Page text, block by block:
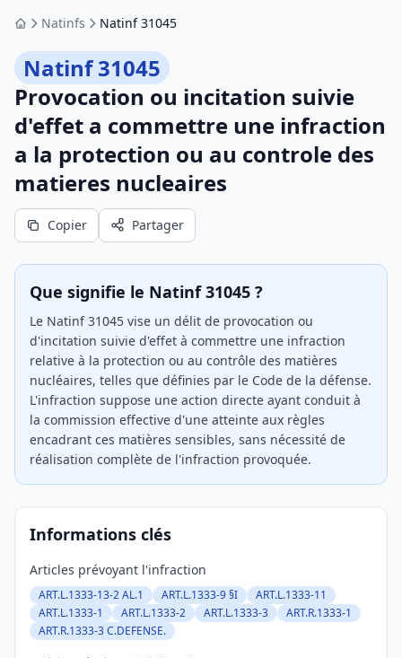
AccueilNatinfs Natinf 31045
Natinf 31045
Provocation ou incitation suivie
d'effet a commettre une infraction
a la protection ou au controle des
matieres nucleaires
Copier Partager
Que signifie le Natinf 31045 ?
Le Natinf 31045 vise un délit de provocation ou
d'incitation suivie d'effet à commettre une infraction
relative à la protection ou au contrôle des matières
nucléaires, telles que définies par le Code de la défense.
L'infraction suppose une action directe ayant conduit à
la commission effective d'une atteinte aux règles
encadrant ces matières sensibles, sans nécessité de
réalisation complète de l'infraction provoquée.
Informations clés
Articles prévoyant l'infraction
ART.L.1333-13-2 AL.1 ART.L.1333-9 §I
ART.L.1333-11
ART.L.1333-1
ART.L.1333-2 ART.L.1333-3
ART.R.1333-1
ART.R.1333-3 C.DEFENSE.